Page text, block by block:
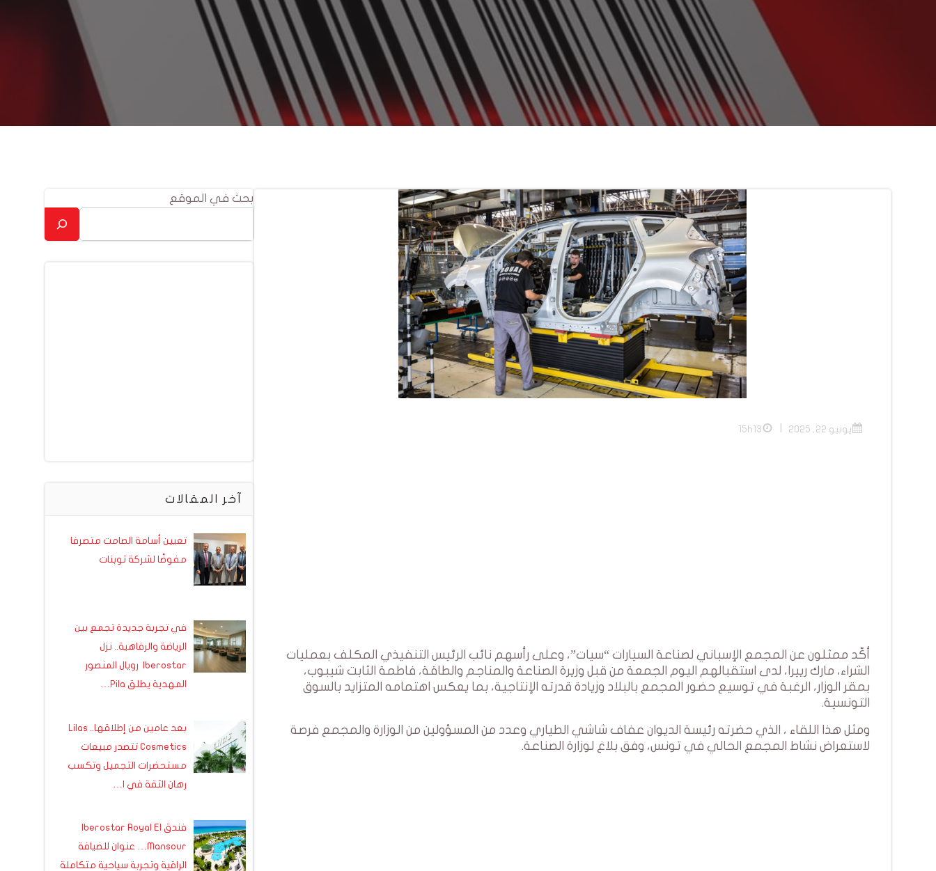
يونيو 22, 2025 15h13
أكّد ممثلون عن المجمع الإسباني لصناعة السيارات “سيات”، وعلى رأسهم نائب الرئيس التنفيذي المكلف بعمليات
الشراء، مارك رييرا، لدى استقبالهم اليوم الجمعة من قبل وزيرة الصناعة والمناجم والطاقة، فاطمة الثابت شيبوب،
بمقر الوزار، الرغبة في توسيع حضور المجمع بالبلاد وزيادة قدرته الإنتاجية، بما يعكس اهتمامه المتزايد بالسوق
التونسية.
ومثل هذا اللقاء ، الذي حضرته رئيسة الديوان عفاف شاشي الطياري وعدد من المسؤولين من الوزارة والمجمع فرصة
لاستعراض نشاط المجمع الحالي في تونس، وفق بلاغ لوزارة الصناعة.
بحث في الموقع
آخر المقالات
تعيين أسامة الصامت متصرفا
مفوضًا لشركة توبنات
في تجربة جديدة تجمع بين
الرياضة والرفاهية.. نزل
Iberostar رويال المنصور
المهدية يطلق Pila…
بعد عامين من إطلاقها.. Lilas
Cosmetics تتصدر مبيعات
مستحضرات التجميل وتكسب
رهان الثقة في ا…
فندق Iberostar Royal El
Mansour… عنوان للضيافة
الراقية وتجربة سياحية متكاملة